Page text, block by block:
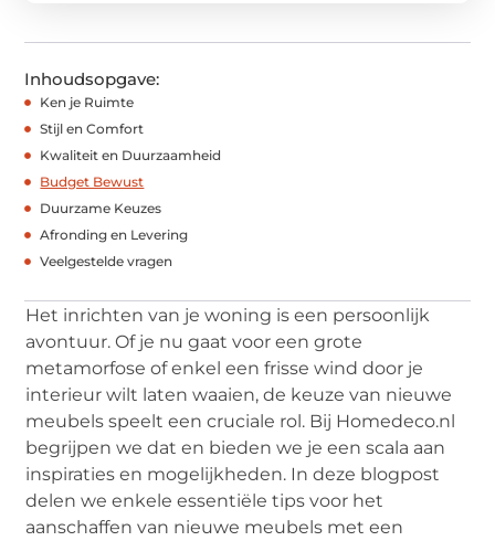
Inhoudsopgave:
Ken je Ruimte
Stijl en Comfort
Kwaliteit en Duurzaamheid
Budget Bewust
Duurzame Keuzes
Afronding en Levering
Veelgestelde vragen
Het inrichten van je woning is een persoonlijk
avontuur. Of je nu gaat voor een grote
metamorfose of enkel een frisse wind door je
interieur wilt laten waaien, de keuze van nieuwe
meubels speelt een cruciale rol. Bij Homedeco.nl
begrijpen we dat en bieden we je een scala aan
inspiraties en mogelijkheden. In deze blogpost
delen we enkele essentiële tips voor het
aanschaffen van nieuwe meubels met een